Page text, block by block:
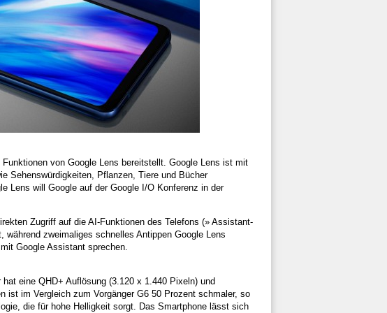
von Google Lens bereitstellt. Google Lens ist mit
Sehenswürdigkeiten, Pflanzen, Tiere und Bücher
Lens will Google auf der Google I/O Konferenz in der
Zugriff auf die AI-Funktionen des Telefons (» Assistant-
zweimaliges schnelles Antippen Google Lens
Google Assistant sprechen.
eine QHD+ Auflösung (3.120 x 1.440 Pixeln) und
ist im Vergleich zum Vorgänger G6 50 Prozent schmaler, so
die für hohe Helligkeit sorgt. Das Smartphone lässt sich